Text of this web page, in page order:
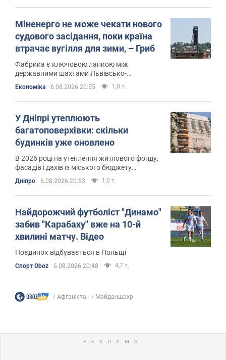
Міненерго не може чекати нового
судового засідання, поки країна
втрачає вугілля для зими, – Гриб
Фабрика є ключовою ланкою між
державними шахтами Львівсько-
Волинського басейну та тепловими
електростанціями
Економіка 6.08.2026 20:55 1,0 т.
У Дніпрі утеплюють
багатоповерхівки: скільки
будинків уже оновлено
В 2026 році на утеплення житлового фонду,
фасадів і дахів із міського бюджету
спрямували 300 мільйонів гривень
Дніпро 6.08.2026 20:53 1,0 т.
Найдорожчий футболіст "Динамо"
забив "Карабаху" вже на 10-й
хвилині матчу. Відео
Поєдинок відбувається в Польщі
Спорт Oboz 6.08.2026 20:48 4,7 т.
Афганістан Майданшахр